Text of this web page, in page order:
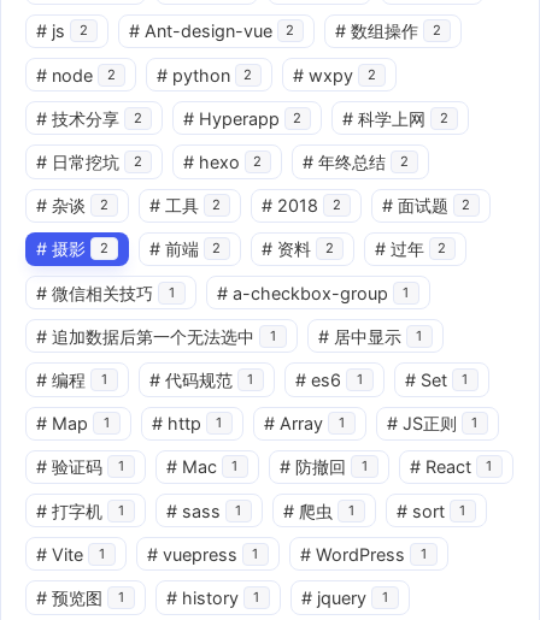
# js 2 # Ant-design-vue 2 # 数组操作 2
# node 2 # python 2 # wxpy 2
# 技术分享 2 # Hyperapp 2 # 科学上网 2
# 日常挖坑 2 # hexo 2 # 年终总结 2
# 杂谈 2 # 工具 2 # 2018 2 # 面试题 2
# 摄影 2 # 前端 2 # 资料 2 # 过年 2
# 微信相关技巧 1 # a-checkbox-group 1
# 追加数据后第一个无法选中 1 # 居中显示 1
# 编程 1 # 代码规范 1 # es6 1 # Set 1
# Map 1 # http 1 # Array 1 # JS正则 1
# 验证码 1 # Mac 1 # 防撤回 1 # React 1
# 打字机 1 # sass 1 # 爬虫 1 # sort 1
# Vite 1 # vuepress 1 # WordPress 1
# 预览图 1 # history 1 # jquery 1